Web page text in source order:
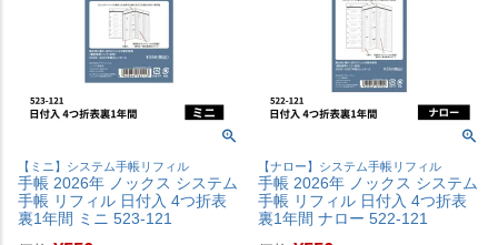
【ミニ】システム手帳リフィル
手帳 2026年 ノックス システム
手帳 リフィル 日付入 4つ折表
裏1年間 ミニ 523-121
【ナロー】システム手帳リフィル
手帳 2026年 ノックス システム
手帳 リフィル 日付入 4つ折表
裏1年間 ナロー 522-121